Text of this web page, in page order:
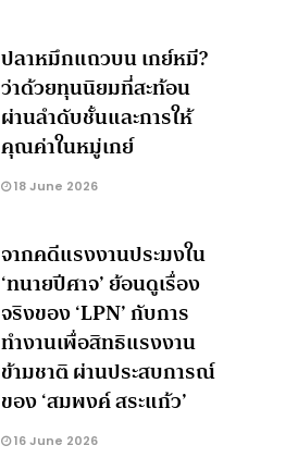
ปลาหมึกแถวบน เกย์หมี?
ว่าด้วยทุนนิยมที่สะท้อน
ผ่านลำดับชั้นและการให้
คุณค่าในหมู่เกย์
18 June 2026
จากคดีแรงงานประมงใน
‘ทนายปีศาจ’ ย้อนดูเรื่อง
จริงของ ‘LPN’ กับการ
ทำงานเพื่อสิทธิแรงงาน
ข้ามชาติ ผ่านประสบการณ์
ของ ‘สมพงค์ สระแก้ว’
16 June 2026